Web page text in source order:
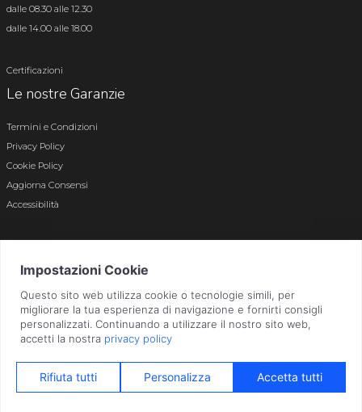
dalle 08.30 alle 12.30
dalle 14.00 alle 18.00
Certificazioni
Le nostre Garanzie
Termini e Condizioni
Privacy Policy
Cookie Policy
Aggiorna Consensi
Accessibilità
Bergamo n. 01496180165 · Capitale Sociale i.v. € 800.000,00